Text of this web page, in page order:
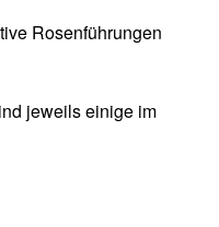
Rosenführungen
jeweils einige im